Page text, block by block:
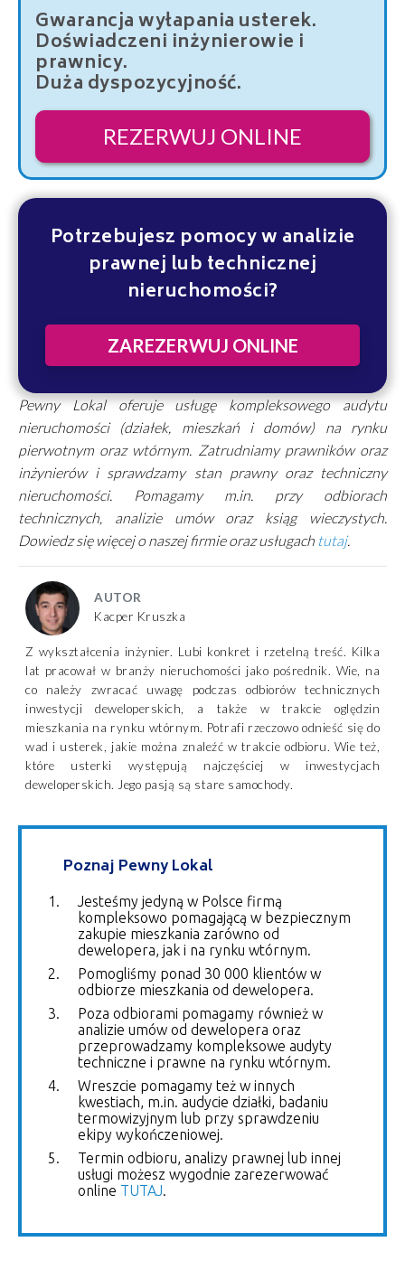
Gwarancja wyłapania usterek.
Doświadczeni inżynierowie i
prawnicy.
Duża dyspozycyjność.
REZERWUJ ONLINE
Potrzebujesz pomocy w analizie
prawnej lub technicznej
nieruchomości?
ZAREZERWUJ ONLINE
Pewny Lokal oferuje usługę kompleksowego audytu
nieruchomości (działek, mieszkań i domów) na rynku
pierwotnym oraz wtórnym. Zatrudniamy prawników oraz
inżynierów i sprawdzamy stan prawny oraz techniczny
nieruchomości. Pomagamy m.in. przy odbiorach
technicznych, analizie umów oraz ksiąg wieczystych.
Dowiedz się więcej o naszej firmie oraz usługach tutaj.
AUTOR
Kacper Kruszka
Z wykształcenia inżynier. Lubi konkret i rzetelną treść. Kilka
lat pracował w branży nieruchomości jako pośrednik. Wie, na
co należy zwracać uwagę podczas odbiorów technicznych
inwestycji deweloperskich, a także w trakcie oględzin
mieszkania na rynku wtórnym. Potrafi rzeczowo odnieść się do
wad i usterek, jakie można znaleźć w trakcie odbioru. Wie też,
które usterki występują najczęściej w inwestycjach
deweloperskich. Jego pasją są stare samochody.
Poznaj Pewny Lokal
Jesteśmy jedyną w Polsce firmą
kompleksowo pomagającą w bezpiecznym
zakupie mieszkania zarówno od
dewelopera, jak i na rynku wtórnym.
Pomogliśmy ponad 30 000 klientów w
odbiorze mieszkania od dewelopera.
Poza odbiorami pomagamy również w
analizie umów od dewelopera oraz
przeprowadzamy kompleksowe audyty
techniczne i prawne na rynku wtórnym.
Wreszcie pomagamy też w innych
kwestiach, m.in. audycie działki, badaniu
termowizyjnym lub przy sprawdzeniu
ekipy wykończeniowej.
Termin odbioru, analizy prawnej lub innej
usługi możesz wygodnie zarezerwować
online TUTAJ.